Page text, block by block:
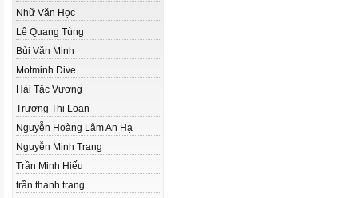
Nhữ Văn Học
Lê Quang Tùng
Bùi Văn Minh
Motminh Dive
Hải Tặc Vương
Trương Thị Loan
Nguyễn Hoàng Lâm An Hạ
Nguyễn Minh Trang
Trần Minh Hiếu
trần thanh trang